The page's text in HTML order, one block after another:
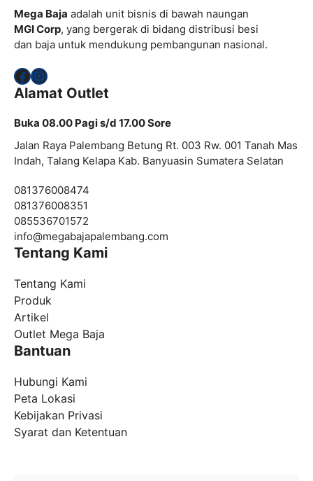
Mega Baja adalah unit bisnis di bawah naungan
MGI Corp, yang bergerak di bidang distribusi besi
dan baja untuk mendukung pembangunan nasional.
Facebook
Instagram
Alamat Outlet
Buka 08.00 Pagi s/d 17.00 Sore
Jalan Raya Palembang Betung Rt. 003 Rw. 001 Tanah Mas
Indah, Talang Kelapa Kab. Banyuasin Sumatera Selatan
081376008474
081376008351
085536701572
info@megabajapalembang.com
Tentang Kami
Tentang Kami
Produk
Artikel
Outlet Mega Baja
Bantuan
Hubungi Kami
Peta Lokasi
Kebijakan Privasi
Syarat dan Ketentuan